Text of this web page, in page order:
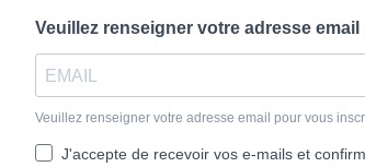
Veuillez renseigner votre adresse
Veuillez renseigner votre adresse email pour vous
J'accepte de recevoir vos e-mails et